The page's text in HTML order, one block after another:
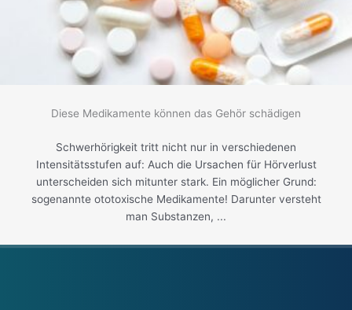
Diese Medikamente können das Gehör schädigen
Schwerhörigkeit tritt nicht nur in verschiedenen
Intensitätsstufen auf: Auch die Ursachen für Hörverlust
unterscheiden sich mitunter stark. Ein möglicher Grund:
sogenannte ototoxische Medikamente! Darunter versteht
man Substanzen, ...